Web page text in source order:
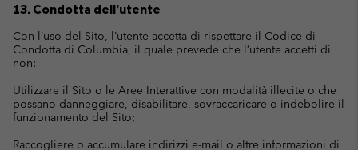
13. Condotta dell’utente
Con l’uso del Sito, l’utente accetta di rispettare il Codice di
Condotta di Columbia, il quale prevede che l’utente accetti di
non:
Utilizzare il Sito o le Aree Interattive con modalità illecite o che
possano danneggiare, disabilitare, sovraccaricare o indebolire il
funzionamento del Sito;
Raccogliere o accumulare indirizzi e-mail o altre informazioni di